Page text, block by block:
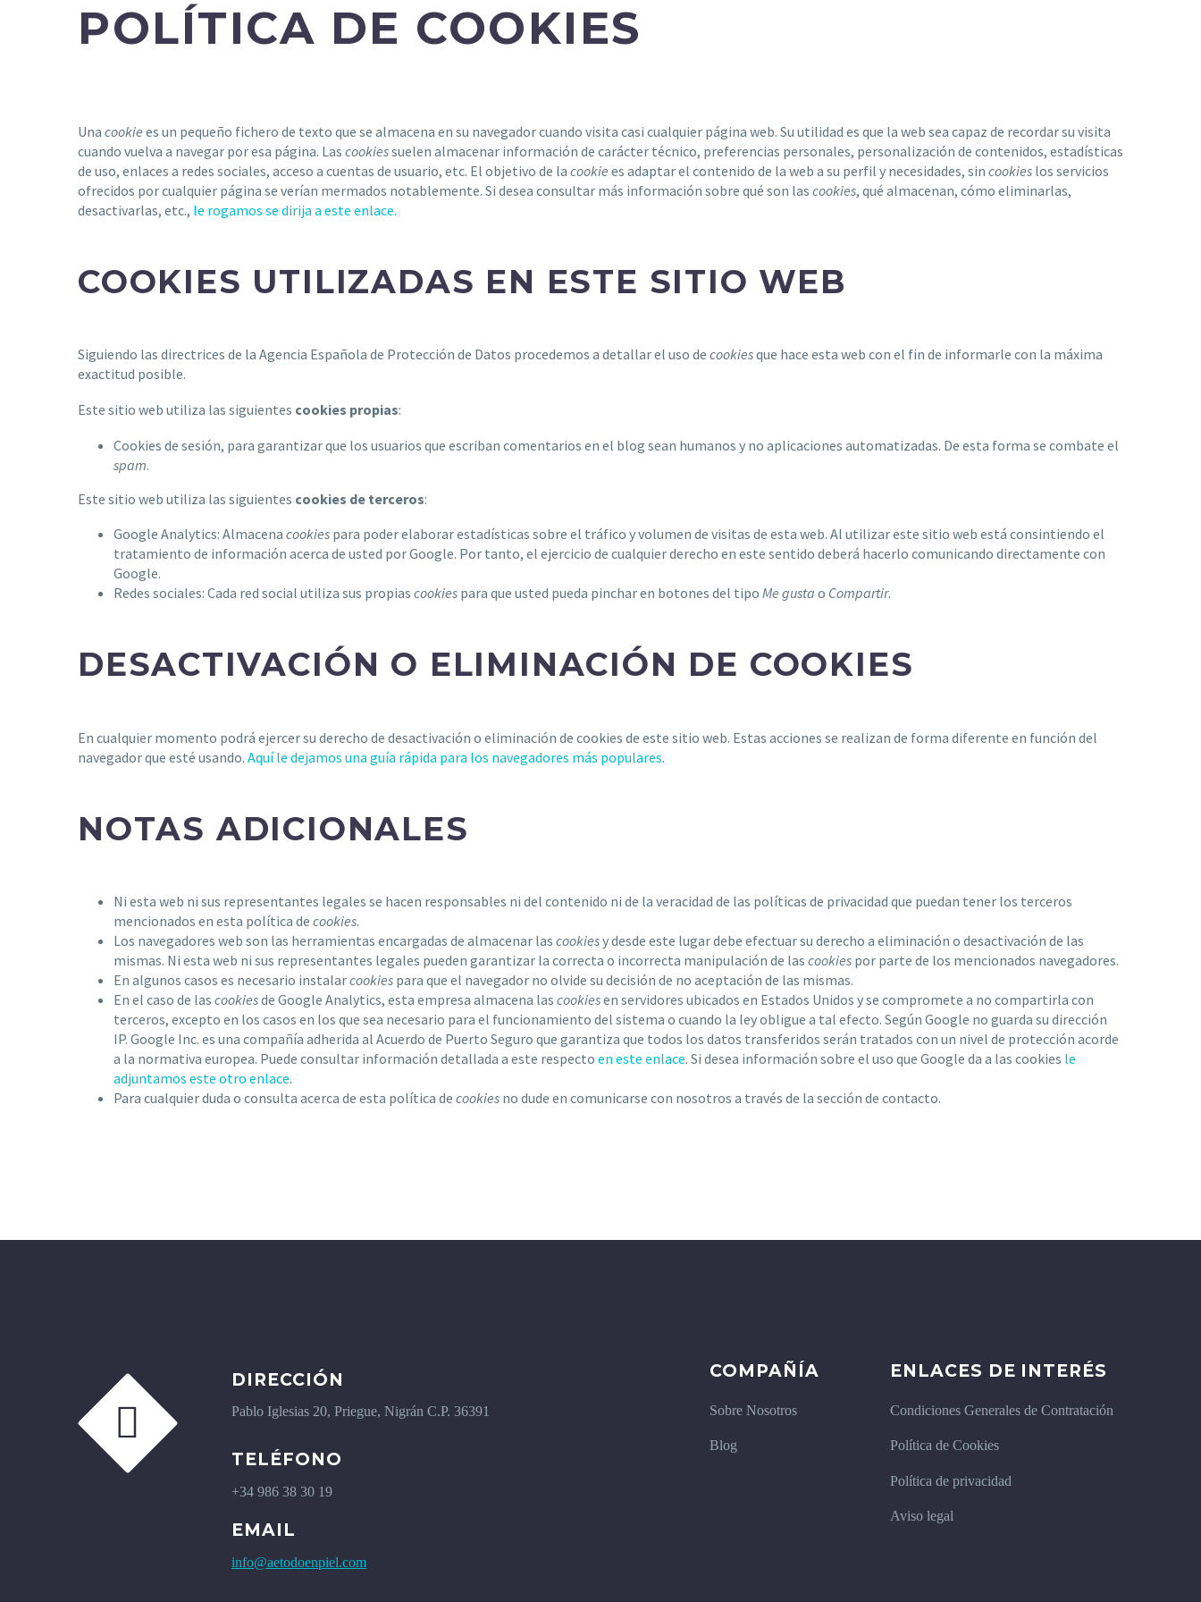
POLÍTICA DE COOKIES
Una cookie es un pequeño fichero de texto que se almacena en su navegador cuando visita casi cualquier página web. Su utilidad es que la web sea capaz de recordar su visita
cuando vuelva a navegar por esa página. Las cookiessuelen almacenar información de carácter técnico, preferencias personales, personalización de contenidos, estadísticas
de uso, enlaces a redes sociales, acceso a cuentas de usuario, etc. El objetivo de la cookie es adaptar el contenido de la web a su perfil y necesidades, sin cookies los servicios
ofrecidos por cualquier página se verían mermados notablemente. Si desea consultar más información sobre qué son las cookies, qué almacenan, cómo eliminarlas,
desactivarlas, etc., le rogamos se dirija a este enlace.
COOKIES UTILIZADAS EN ESTE SITIO WEB
Siguiendo las directrices de la Agencia Española de Protección de Datos procedemos a detallar el uso de cookiesque hace esta web con el fin de informarle con la máxima
exactitud posible.
Este sitio web utiliza las siguientes cookies propias:
Cookies de sesión, para garantizar que los usuarios que escriban comentarios en el blog sean humanos y no aplicaciones automatizadas. De esta forma se combate el
spam.
Este sitio web utiliza las siguientes cookies de terceros:
Google Analytics: Almacena cookies para poder elaborar estadísticas sobre el tráfico y volumen de visitas de esta web. Al utilizar este sitio web está consintiendo el
tratamiento de información acerca de usted por Google. Por tanto, el ejercicio de cualquier derecho en este sentido deberá hacerlo comunicando directamente con
Google.
Redes sociales: Cada red social utiliza sus propias cookies para que usted pueda pinchar en botones del tipo Me gusta o Compartir.
DESACTIVACIÓN O ELIMINACIÓN DE COOKIES
En cualquier momento podrá ejercer su derecho de desactivación o eliminación de cookies de este sitio web. Estas acciones se realizan de forma diferente en función del
navegador que esté usando. Aquí le dejamos una guía rápida para los navegadores más populares.
NOTAS ADICIONALES
Ni esta web ni sus representantes legales se hacen responsables ni del contenido ni de la veracidad de las políticas de privacidad que puedan tener los terceros
mencionados en esta política de cookies.
Los navegadores web son las herramientas encargadas de almacenar las cookiesy desde este lugar debe efectuar su derecho a eliminación o desactivación de las
mismas. Ni esta web ni sus representantes legales pueden garantizar la correcta o incorrecta manipulación de las cookies por parte de los mencionados navegadores.
En algunos casos es necesario instalarcookies para que el navegador no olvide su decisión de no aceptación de las mismas.
En el caso de las cookiesde Google Analytics, esta empresa almacena las cookiesen servidores ubicados en Estados Unidos y se compromete a no compartirla con
terceros, excepto en los casos en los que sea necesario para el funcionamiento del sistema o cuando la ley obligue a tal efecto. Según Google no guarda su dirección
IP. Google Inc. es una compañía adherida al Acuerdo de Puerto Seguro que garantiza que todos los datos transferidos serán tratados con un nivel de protección acorde
a la normativa europea. Puede consultar información detallada a este respecto en este enlace. Si desea información sobre el uso que Google da a las cookies le
adjuntamos este otro enlace.
Para cualquier duda o consulta acerca de esta política de cookies no dude en comunicarse con nosotros a través de la sección de contacto.


DIRECCIÓN
Pablo Iglesias 20, Priegue, Nigrán C.P. 36391
TELÉFONO
+34 986 38 30 19
EMAIL
info@aetodoenpiel.com
COMPAÑÍA
Sobre Nosotros
Blog
ENLACES DE INTERÉS
Condiciones Generales de Contratación
Política de Cookies
Política de privacidad
Aviso legal